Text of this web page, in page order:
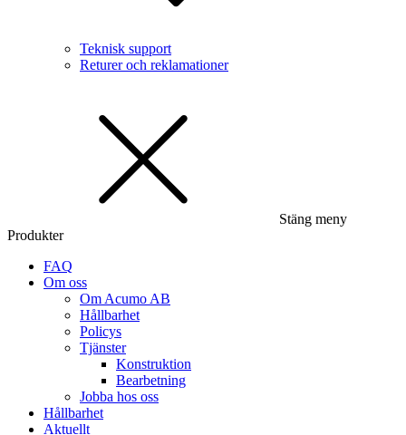
Teknisk support
Returer och reklamationer
Stäng meny
Produkter
FAQ
Om oss
Om Acumo AB
Hållbarhet
Policys
Tjänster
Konstruktion
Bearbetning
Jobba hos oss
Hållbarhet
Aktuellt